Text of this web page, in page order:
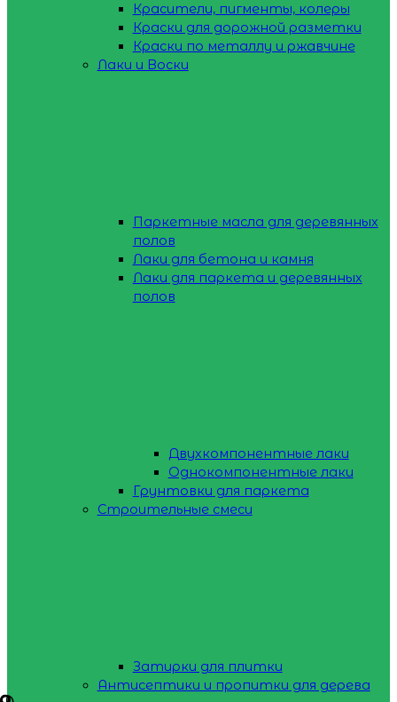
Красители, пигменты, колеры
Краски для дорожной разметки
Краски по металлу и ржавчине
Лаки и Воски
Паркетные масла для деревянных
полов
Лаки для бетона и камня
Лаки для паркета и деревянных
полов
Двухкомпонентные лаки
Однокомпонентные лаки
Грунтовки для паркета
Строительные смеси
Затирки для плитки
Антисептики и пропитки для дерева